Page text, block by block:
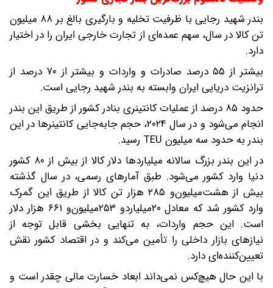
بندر شهید رجایی با ظرفیت تخلیه و بارگیری بالغ بر ۸۸ میلیون
تن کالا در سال، سهم عمده‌ای از تجارت خارجی ایران را در اختیار
دارد.
بیشتر از ۵۵ درصد صادرات و واردات و بیشتر از ۷۰ درصد از
ترانزیت دریایی ایران وابسته به بندر شهید رجایی است.
‌حدود ۸۵ درصد از عملیات کانتینری بنادر کشور از طریق این بندر
انجام می‌شود و ‌در سال ۲۰۲۴، حجم جابه‌جایی کانتینرها در این
بندر به حدود سه میلیون TEU رسید.
در این بندر بزرگ سالانه میلیارد‌ها دلار کالا از بیش از ۸۰ کشور
دنیا وارد کشور می‌‌شود. طبق آمار‌های رسمی، در سال گذشته
بیش از هشت‌میلیون‌و ۲۸۵ هزار تن کالا از طریق این گمرک
وارد کشور شد که معادل ۲۰‌میلیارد‌و ۲۵۳‌میلیون‌و ۶۶۱ هزار دلار
است. این حجم واردات، به تنهایی بخشی قابل توجه از
نیاز‌های بازار داخلی را تأمین می‌کند و در اقتصاد کشور نقش
تعیین‌کننده‌ای دارد.
با این حال هیچ‌کس نمی‌داند ابعاد خسارت مالی چقدر است و